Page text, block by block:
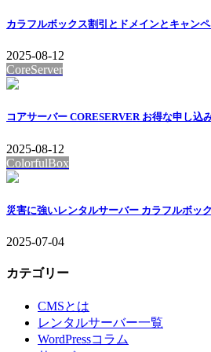
カラフルボックス割引とドメインとキャン
2025-08-12
CoreServer
コアサーバー CORESERVER お得な申し込
2025-08-12
ColorfulBox
災害に強いレンタルサーバー カラフルボッ
2025-07-04
カテゴリー
CMSとは
レンタルサーバー一覧
WordPressコラム